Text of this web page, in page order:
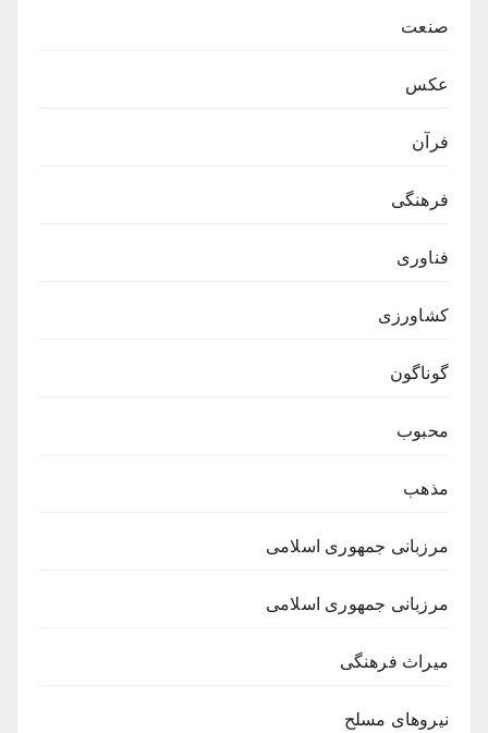
صنعت
عکس
فرآن
فرهنگی
فناوری
کشاورزی
گوناگون
محبوب
مذهب
مرزبانی جمهوری اسلامی
مرزبانی جمهوری اسلامی
میراث فرهنگی
نیروهای مسلح